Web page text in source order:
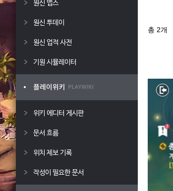
원신 맵스
원신 투데이
원신 업적 사전
기원 시뮬레이터
위키 에디터 게시판
문서 흐름
위치 제보 기록
작성이 필요한 문서
총 2개